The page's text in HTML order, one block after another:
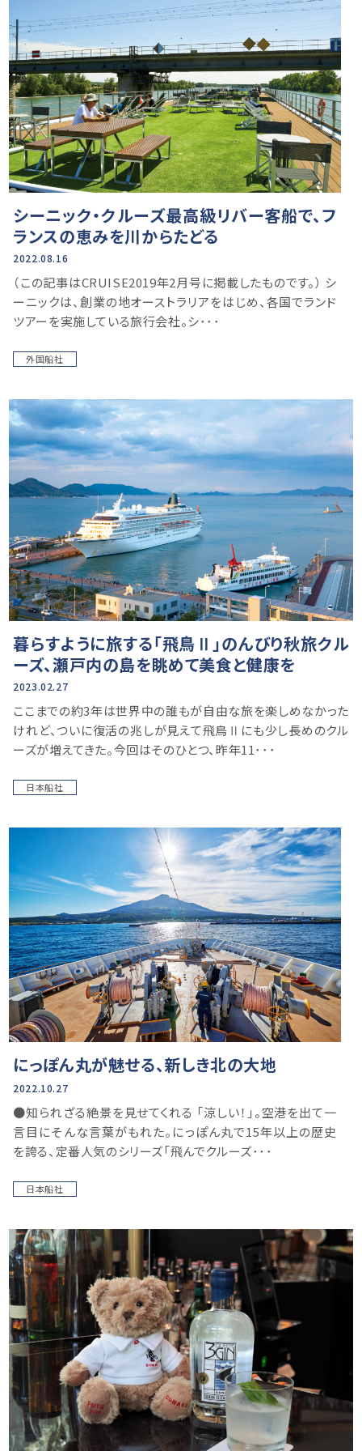
シーニック・クルーズ最高級リバー客船で、フ
ランスの恵みを川からたどる
2022.08.16
（この記事はCRUISE2019年2月号に掲載したものです。） シ
ーニックは、創業の地オーストラリアをはじめ、各国でランド
ツアーを実施している旅行会社。シ･･･
外国船社
暮らすように旅する「飛鳥Ⅱ」のんびり秋旅クル
ーズ、瀬戸内の島を眺めて美食と健康を
2023.02.27
ここまでの約3年は世界中の誰もが自由な旅を楽しめなかった
けれど、ついに復活の兆しが見えて飛鳥Ⅱにも少し長めのクル
ーズが増えてきた。今回はそのひとつ、昨年11･･･
日本船社
にっぽん丸が魅せる、新しき北の大地
2022.10.27
●知られざる絶景を見せてくれる 「涼しい！」。空港を出て一
言目にそんな言葉がもれた。にっぽん丸で15年以上の歴史
を誇る、定番人気のシリーズ「飛んでクルーズ･･･
日本船社